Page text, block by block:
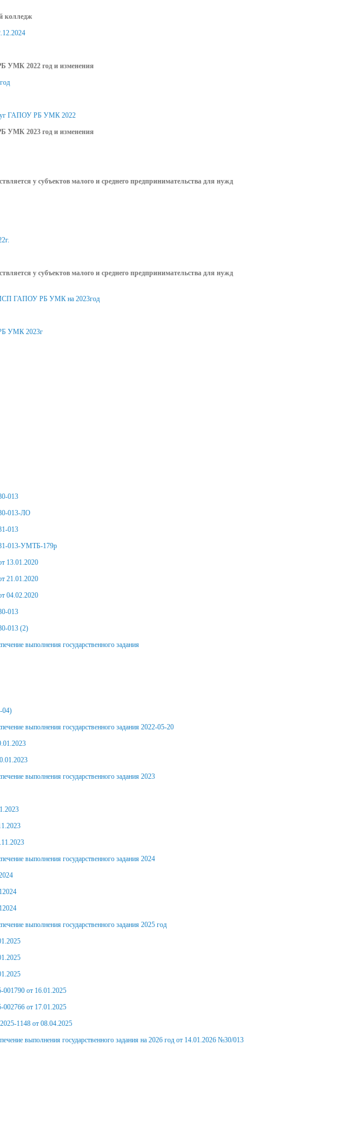
с
среда
студента
совет
против
с платного
доверия
безопасность
обеспечения
медиацентр
заседания
по вопросу
отпуска
педагога и наставника
колледж
УМК 2022 год и изменения
ГАПОУ РБ УМК 2022
УМК 2023 год и изменения
у субъектов малого и среднего предпринимательства для нужд
у субъектов малого и среднего предпринимательства для нужд
ГАПОУ РБ УМК на 2023год
РБ УМК 2023г
013
30-013-ЛО
013
31-013-УМТБ-179р
13.01.2020
21.01.2020
04.02.2020
013
013 (2)
выполнения государственного задания
04)
выполнения государственного задания 2022-05-20
выполнения государственного задания 2023
выполнения государственного задания 2024
выполнения государственного задания 2025 год
001790 от 16.01.2025
002766 от 17.01.2025
1148 от 08.04.2025
выполнения государственного задания на 2026 год от 14.01.2026 №30/013